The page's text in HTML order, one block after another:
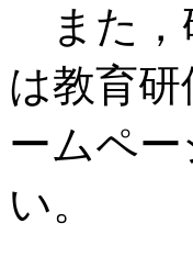
また，
は教育
ームペ
い。